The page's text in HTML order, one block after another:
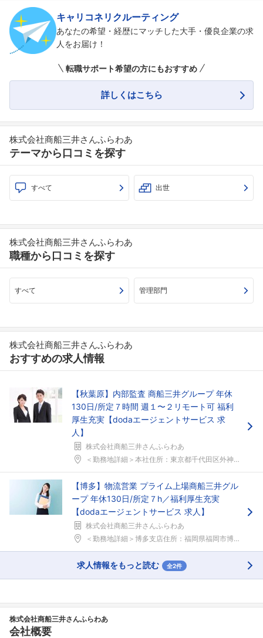
キャリコネリクルーティング
あなたの希望・経歴にマッチした大手・優良企業の求
人をお届け！
転職サポート希望の方にもおすすめ
詳しくはこちら
株式会社商船三井さんふらわあ
テーマから口コミを探す
すべて 出世
株式会社商船三井さんふらわあ
職種から口コミを探す
すべて 管理部門
株式会社商船三井さんふらわあ
おすすめの求人情報
【秋葉原】内部監査 商船三井グループ 年休
130日/所定７時間 週１〜２リモート可 福利
厚生充実【dodaエージェントサービス 求
人】
株式会社商船三井さんふらわあ
＜勤務地詳細＞本社住所：東京都千代田区外神田1-1...
【博多】物流営業 プライム上場商船三井グル
ープ 年休130日/所定７h／福利厚生充実
【dodaエージェントサービス 求人】
株式会社商船三井さんふらわあ
＜勤務地詳細＞博多支店住所：福岡県福岡市博多区下川...
求人情報をもっと読む 全2件
株式会社商船三井さんふらわあ
会社概要